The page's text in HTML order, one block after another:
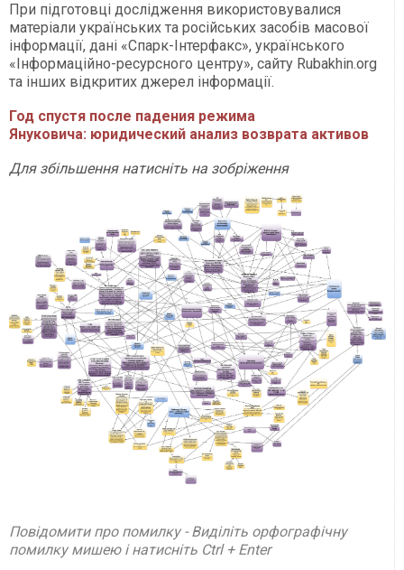
При підготовці дослідження використовувалися
матеріали українських та російських засобів масової
інформації, дані «Спарк-Інтерфакс», українського
«Інформаційно-ресурсного центру», сайту Rubakhin.org
та інших відкритих джерел інформації.
Год спустя после падения режима
Януковича: юридический анализ возврата активов
Для збільшення натисніть на зобріження
Повідомити про помилку - Виділіть орфографічну
помилку мишею і натисніть Ctrl + Enter